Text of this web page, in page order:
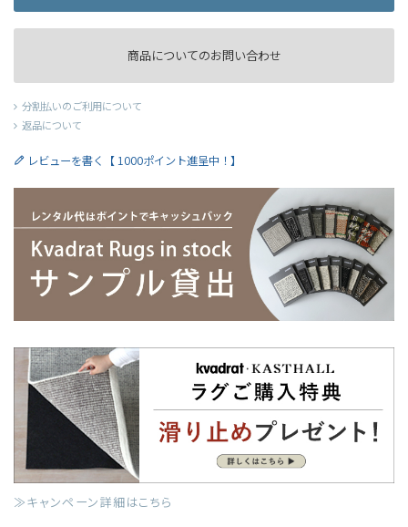
商品についてのお問い合わせ
分割払いのご利用について
返品について
レビューを書く【 1000ポイント進呈中！】
≫キャンペーン詳細はこちら